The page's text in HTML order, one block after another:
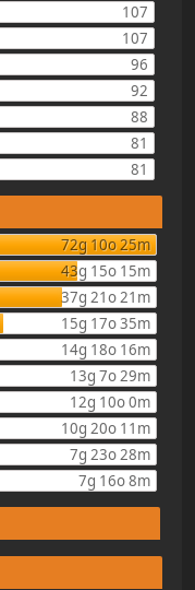
107
107
96
92
88
81
81
72g 10o 25m
43g 15o 15m
37g 21o 21m
15g 17o 35m
14g 18o 16m
13g 7o 29m
12g 10o 0m
10g 20o 11m
7g 23o 28m
7g 16o 8m